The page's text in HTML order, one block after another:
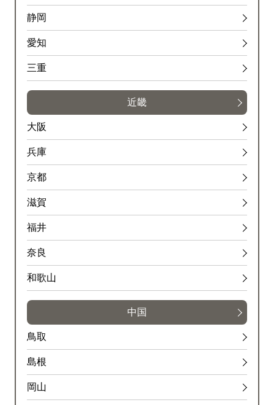
静岡
愛知
三重
近畿
大阪
兵庫
京都
滋賀
福井
奈良
和歌山
中国
鳥取
島根
岡山